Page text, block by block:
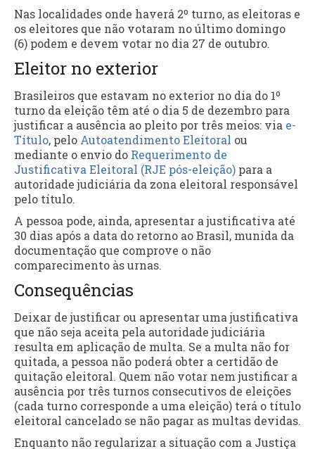
Nas localidades onde haverá 2º turno, as eleitoras e
os eleitores que não votaram no último domingo
(6) podem e devem votar no dia 27 de outubro.
Eleitor no exterior
Brasileiros que estavam no exterior no dia do 1º
turno da eleição têm até o dia 5 de dezembro para
justificar a ausência ao pleito por três meios: via e-
Título, pelo Autoatendimento Eleitoral ou
mediante o envio do Requerimento de
Justificativa Eleitoral (RJE pós-eleição) para a
autoridade judiciária da zona eleitoral responsável
pelo título.
A pessoa pode, ainda, apresentar a justificativa até
30 dias após a data do retorno ao Brasil, munida da
documentação que comprove o não
comparecimento às urnas.
Consequências
Deixar de justificar ou apresentar uma justificativa
que não seja aceita pela autoridade judiciária
resulta em aplicação de multa. Se a multa não for
quitada, a pessoa não poderá obter a certidão de
quitação eleitoral. Quem não votar nem justificar a
ausência por três turnos consecutivos de eleições
(cada turno corresponde a uma eleição) terá o título
eleitoral cancelado se não pagar as multas devidas.
Enquanto não regularizar a situação com a Justiça